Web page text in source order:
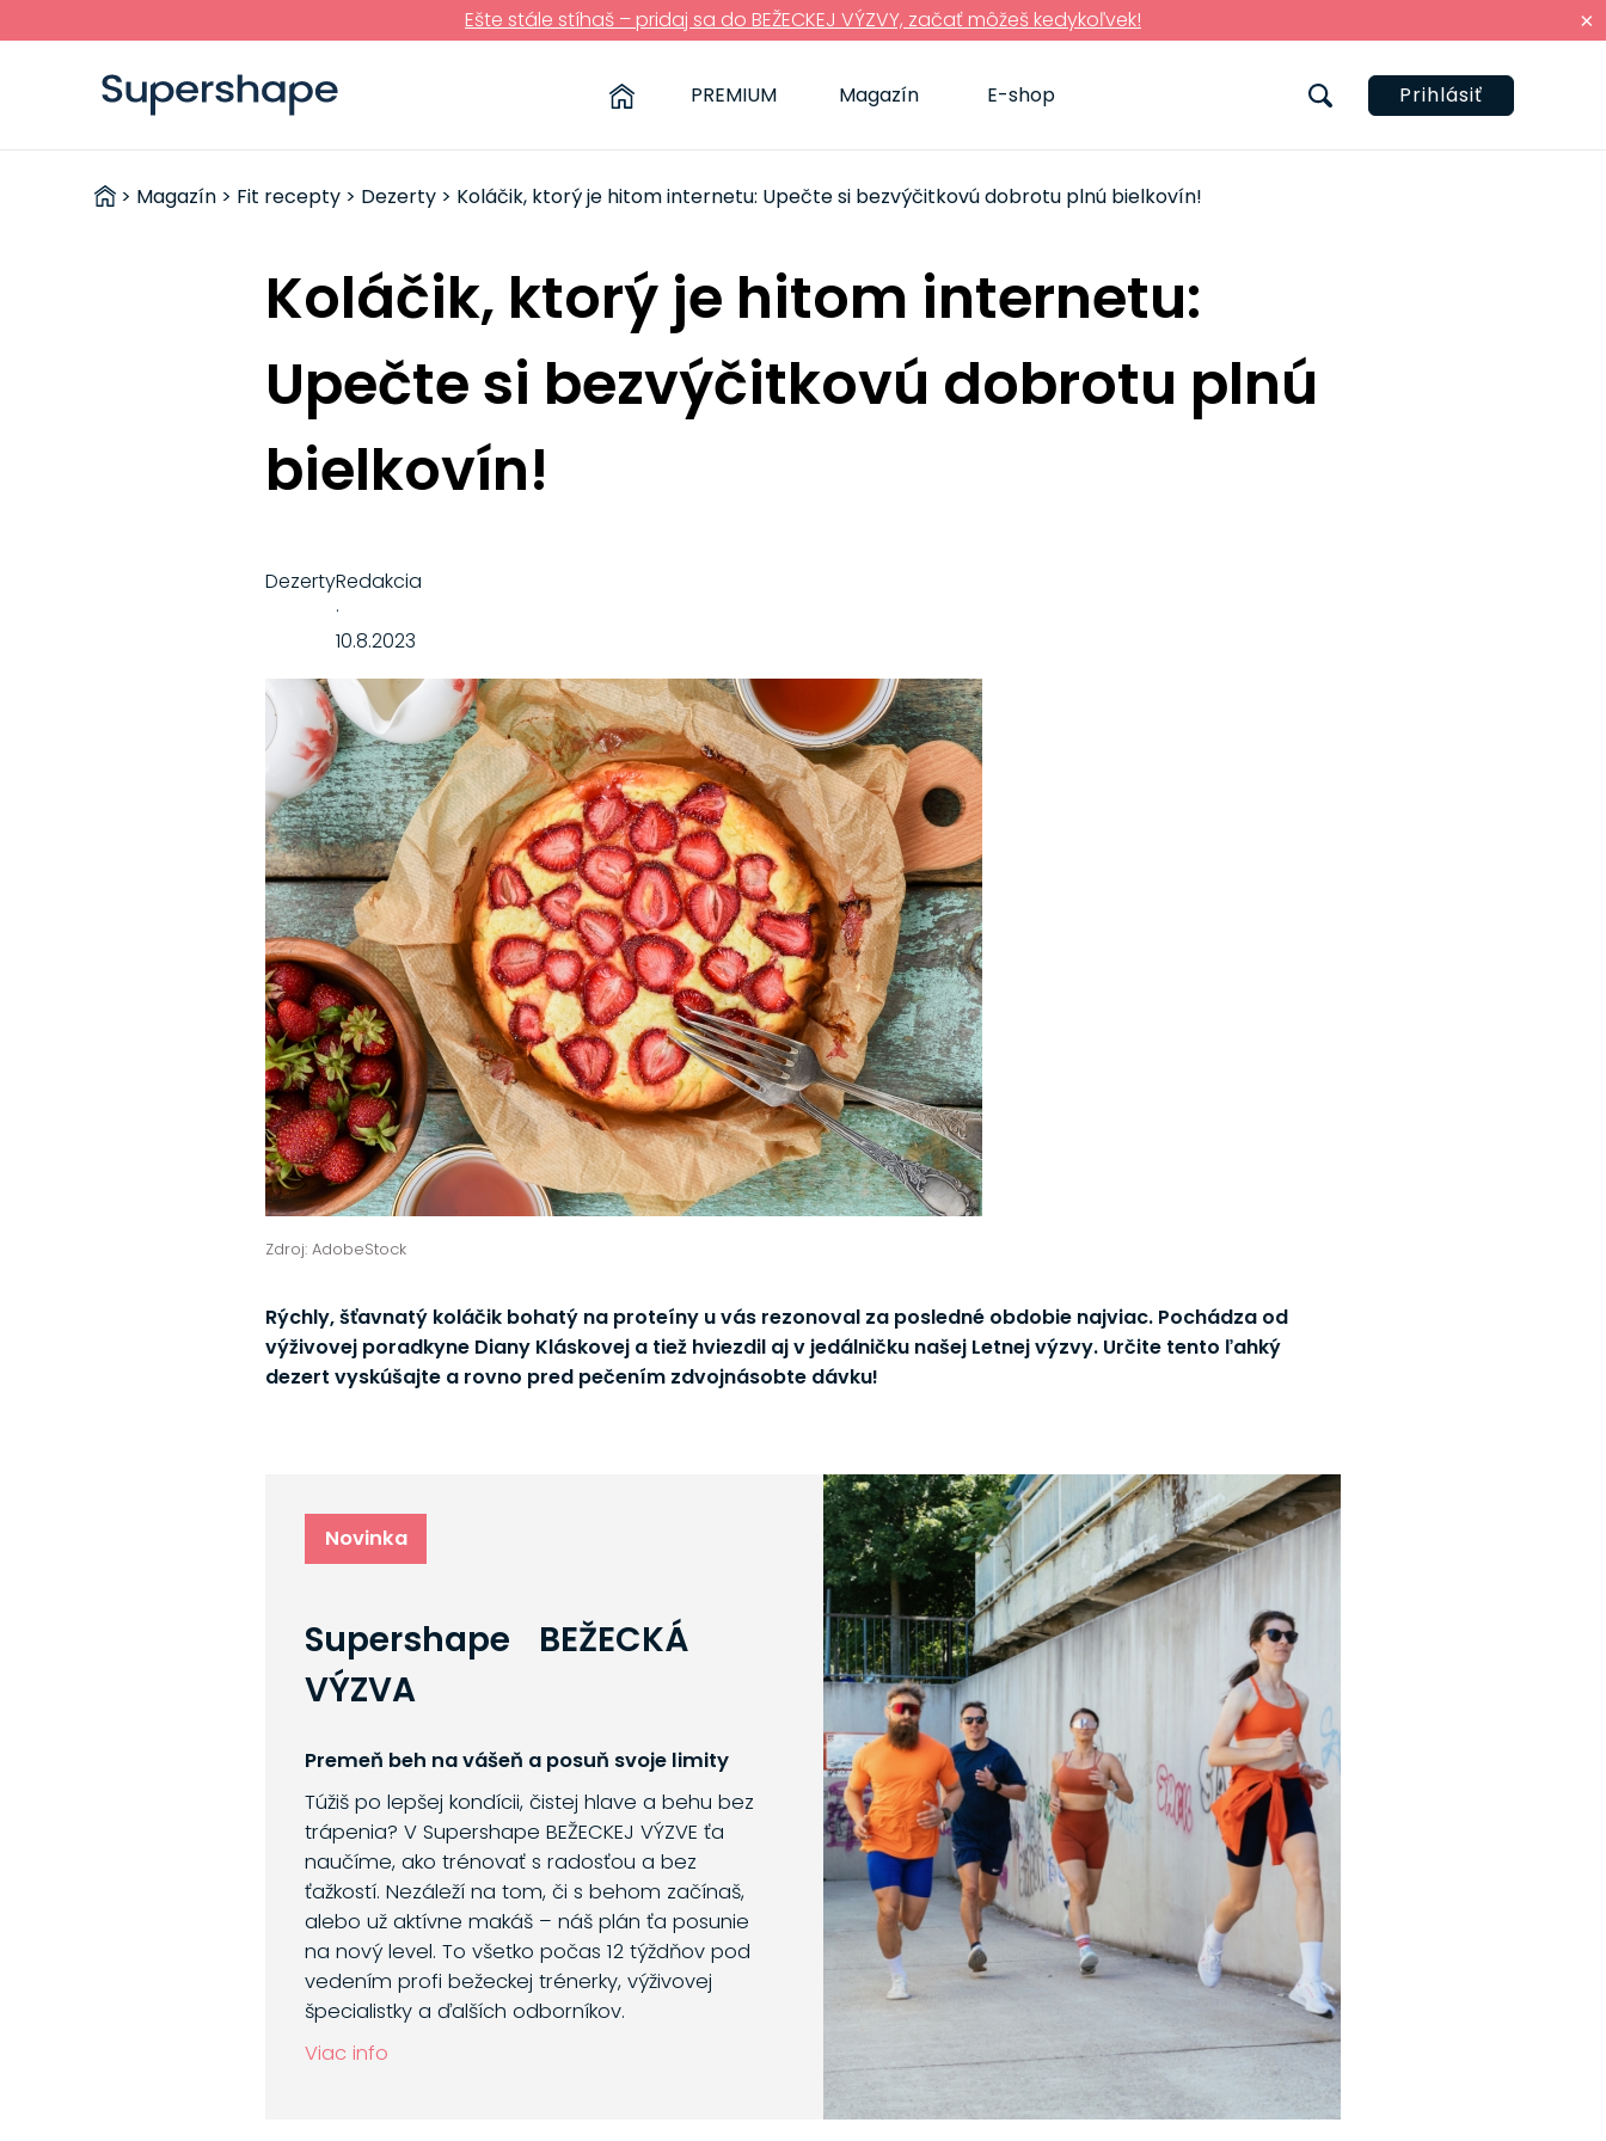
×
Ešte stále stíhaš – pridaj sa do BEŽECKEJ VÝZVY, začať môžeš kedykoľvek!
Prihlásiť
PREMIUM Magazín E-shop
ZDRAVÉ
> Magazín > Fit recepty > Dezerty > Koláčik, ktorý je hitom internetu: Upečte si bezvýčitkovú dobrotu plnú bielkovín!
Koláčik, ktorý je hitom internetu:
Upečte si bezvýčitkovú dobrotu plnú
bielkovín!
Zdroj: AdobeStock
Rýchly, šťavnatý koláčik bohatý na proteíny u vás rezonoval za posledné obdobie najviac. Pochádza od
výživovej poradkyne Diany Kláskovej a tiež hviezdil aj v jedálničku našej Letnej výzvy. Určite tento ľahký
dezert vyskúšajte a rovno pred pečením zdvojnásobte dávku!
Novinka
Supershape BEŽECKÁ
VÝZVA
Premeň beh na vášeň a posuň svoje limity
Túžiš po lepšej kondícii, čistej hlave a behu bez
trápenia? V Supershape BEŽECKEJ VÝZVE ťa
naučíme, ako trénovať s radosťou a bez
ťažkostí. Nezáleží na tom, či s behom začínaš,
alebo už aktívne makáš – náš plán ťa posunie
na nový level. To všetko počas 12 týždňov pod
vedením profi bežeckej trénerky, výživovej
špecialistky a ďalších odborníkov.
Viac info
DezertyRedakcia
·
10.8.2023